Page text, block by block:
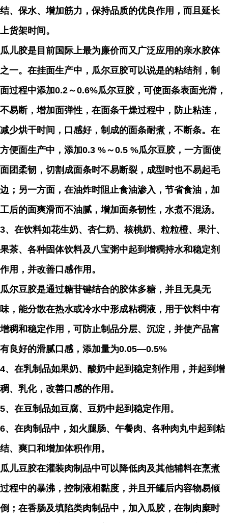
结、保水、增加筋力，保持品质的优良作用，而且延长
上货架时间。
瓜儿胶是目前国际上最为廉价而又广泛应用的亲水胶体
之一。在挂面生产中，瓜尔豆胶可以说是的粘结剂，制
面过程中添加0.2～0.6%瓜尔豆胶，可使面条表面光滑，
不易断，增加面弹性，在面条干燥过程中，防止粘连，
减少烘干时间，口感好，制成的面条耐煮，不断条。在
方便面生产中，添加0.3 %～0.5 %瓜尔豆胶，一方面使
面团柔韧，切割成面条时不易断裂，成型时也不易起毛
边；另一方面，在油炸时阻止食油渗入，节省食油，加
工后的面爽滑而不油腻，增加面条韧性，水煮不混汤。
3、在饮料如花生奶、 杏仁奶、核桃奶、粒粒橙、果汁、
果茶、各种固体饮料及八宝粥中起到增稠持水和稳定剂
作用，并改善口感作用。
瓜尔豆胶是通过糖苷键结合的胶体多糖，并且无臭无
味，能分散在热水或冷水中形成粘稠液，用于饮料中有
增稠和稳定作用，可防止制品分层、沉淀，并使产品富
有良好的滑腻口感，添加量为0.05—0.5%
4、在乳制品如果奶、酸奶中起到稳定剂作用，并起到增
稠、乳化，改善口感的作用。
5、在豆制品如豆腐、豆奶中起到稳定作用。
6、在肉制品中，如火腿肠、午餐肉、各种肉丸中起到粘
结、爽口和增加体积作用。
瓜儿豆胶在灌装肉制品中可以降低肉及其他辅料在烹煮
过程中的暴沸，控制液相黏度，并且开罐后内容物易倾
倒；在香肠及填陷类肉制品中，加入瓜胶，在制肉糜时